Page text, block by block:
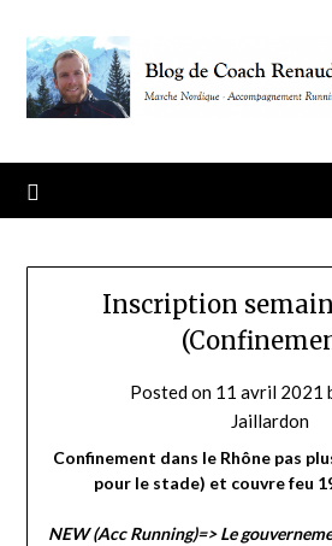
content
Inscription
Posted on 11 avril 2021
Jaillardon
Confinement dans le Rhône pas
pour le stade) et couvre feu
NEW (Acc Running)=> Le